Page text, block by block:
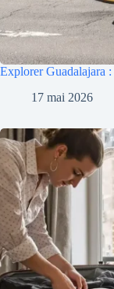
Explorer Guadalajara :
17 mai 2026